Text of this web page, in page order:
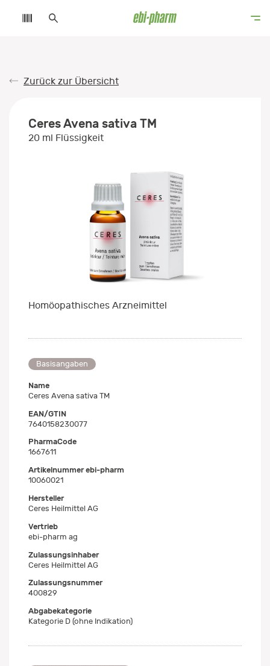
Zurück zur Übersicht
Ceres Avena sativa TM
20 ml Flüssigkeit
Homöopathisches Arzneimittel
Basisangaben
Name
Ceres Avena sativa TM
EAN/GTIN
7640158230077
PharmaCode
1667611
Artikelnummer ebi-pharm
10060021
Hersteller
Ceres Heilmittel AG
Vertrieb
ebi-pharm ag
Zulassungsinhaber
Ceres Heilmittel AG
Zulassungsnummer
400829
Abgabekategorie
Kategorie D (ohne Indikation)